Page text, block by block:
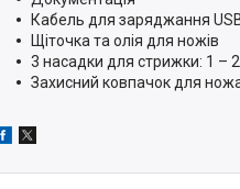
Кабель для заряджання
Щіточка та олія для ножів
3 насадки для стрижки: 1 –
Захисний ковпачок для